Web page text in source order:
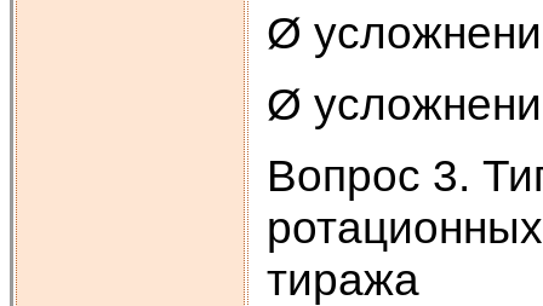
Ø
Ø
Вопрос 3.
тиража